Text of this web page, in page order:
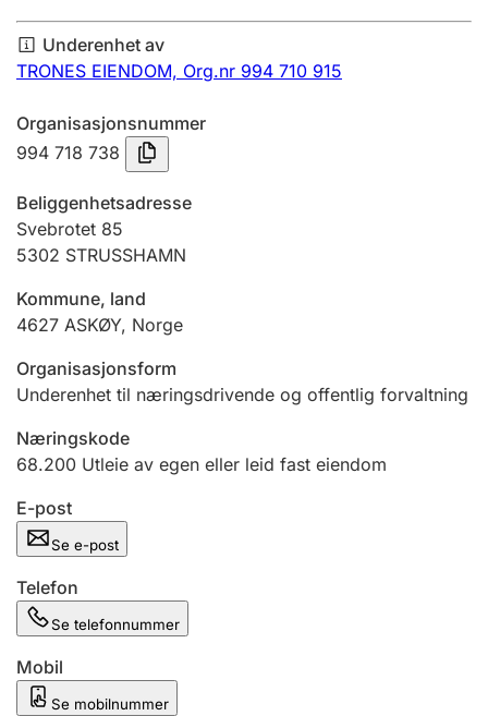
Årsregnskap
Innsending og forsinkelsesgebyr
Tinglysing
Jeger
Betaling og jegeravgiftskort
Ektepaktveileder
Andre tema
Underenhet av
TRONES EIENDOM, Org.nr 994 710 915
Organisasjonsnummer
994 718 738
Beliggenhetsadresse
Svebrotet 85
5302 STRUSSHAMN
Kommune, land
4627 ASKØY, Norge
Organisasjonsform
Underenhet til næringsdrivende og offentlig forvaltning
Næringskode
68.200 Utleie av egen eller leid fast eiendom
E-post
Se e-post
Telefon
Se telefonnummer
Mobil
Se mobilnummer